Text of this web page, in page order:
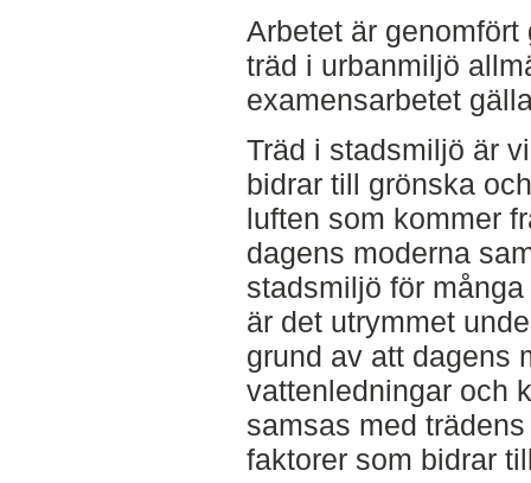
Arbetet är
träd i urbanmiljö
examensarbetet
Träd i stadsmiljö är
bidrar till grönska
luften som kommer
dagens moderna
stadsmiljö för
är det utrymmet
grund av att dagens
vattenledningar och
samsas med
faktorer som bidrar